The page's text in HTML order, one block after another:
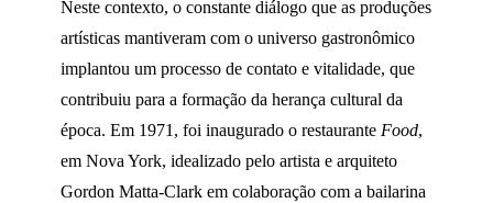
Neste contexto, o constante diálogo que as produções
artísticas mantiveram com o universo gastronômico
implantou um processo de contato e vitalidade, que
contribuiu para a formação da herança cultural da
época. Em 1971, foi inaugurado o restaurante Food,
em Nova York, idealizado pelo artista e arquiteto
Gordon Matta-Clark em colaboração com a bailarina